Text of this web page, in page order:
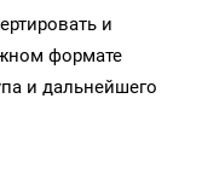
и
формате
и дальнейшего